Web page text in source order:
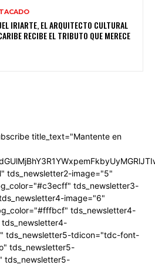
IRIARTE, EL ARQUITECTO CULTURAL
RECIBE EL TRIBUTO QUE MERECE
title_text="Mantente en
tds_newsletter2-image="5"
tds_newsletter3-
image="6"
tds_newsletter4-
tds_newsletter5-tdicon="tdc-font-
tds_newsletter5-
tds_newsletter5-